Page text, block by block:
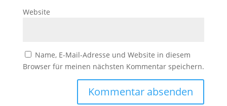
Website
Name, E-Mail-Adresse und Website in diesem
Browser für meinen nächsten Kommentar speichern.